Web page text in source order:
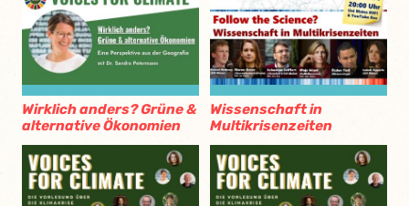
Wirklich anders? Grüne &
alternative Ökonomien
Wissenschaft in
Multikrisenzeiten